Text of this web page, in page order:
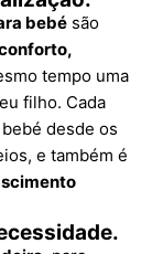
bebé são
tempo uma
filho. Cada
desde os
e também é